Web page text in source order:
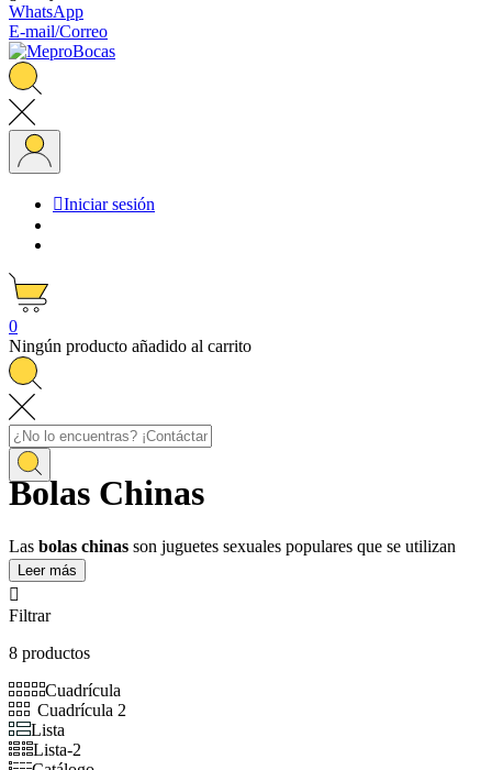
WhatsApp
E-mail/Correo
Iniciar sesión
0
Ningún producto añadido al carrito
Juguetes Eróticos
Bolas Chinas
Bolas Chinas
Las bolas chinas son juguetes sexuales populares que se utilizan
para fortalecer los músculos del suelo pélvico y mejorar la salud
sexual. Estas pequeñas esferas, generalmente hechas de silicona o
metal, se insertan en la vagina y se mantienen en su lugar mediante
contracciones musculares.
Leer más

Filtrar
8 productos
Cuadrícula
Cuadrícula 2
Lista
Lista-2